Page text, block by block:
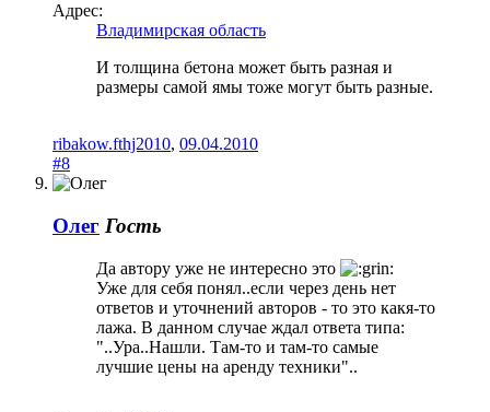
Адрес:
Владимирская область
И толщина бетона может быть разная и
размеры самой ямы тоже могут быть разные.
ribakow.fthj2010, 09.04.2010
#8
Олег Гость
Да автору уже не интересно это
Уже для себя понял..если через день нет
ответов и уточнений авторов - то это какя-то
лажа. В данном случае ждал ответа типа:
"..Ура..Нашли. Там-то и там-то самые
лучшие цены на аренду техники"..